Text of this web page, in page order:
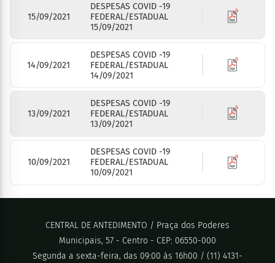
15/09/2021
DESPESAS COVID -19
FEDERAL/ESTADUAL
15/09/2021
14/09/2021
DESPESAS COVID -19
FEDERAL/ESTADUAL
14/09/2021
13/09/2021
DESPESAS COVID -19
FEDERAL/ESTADUAL
13/09/2021
10/09/2021
DESPESAS COVID -19
FEDERAL/ESTADUAL
10/09/2021
CENTRAL DE ANTEDIMENTO / Praça dos Poderes
Municipais, 57 - Centro - CEP: 06550-000
Segunda a sexta-feira, das 09:00 às 16h00 / (11) 4131-